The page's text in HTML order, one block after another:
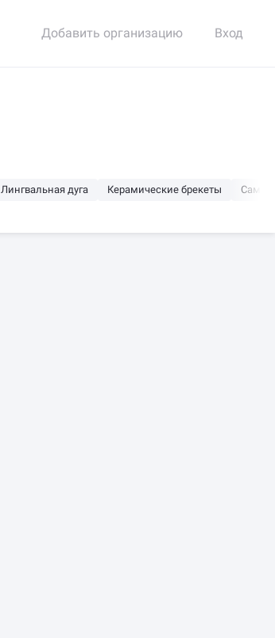
Добавить организацию Вход
Лингвальная дуга Керамические брекеты